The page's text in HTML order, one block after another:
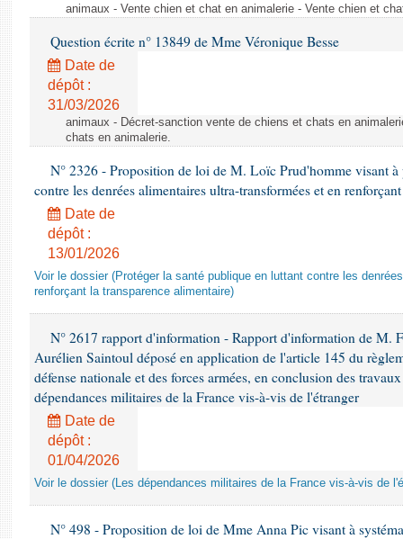
animaux - Vente chien et chat en animalerie - Vente chien et
Question écrite n° 13849 de Mme Véronique Besse
Date de
dépôt :
31/03/2026
animaux - Décret-sanction vente de chiens et chats en
chats en animalerie.
N° 2326 - Proposition de loi de M. Loïc Prud'homme visant
contre les denrées alimentaires ultra-transformées et en
Date de
dépôt :
13/01/2026
Voir le dossier (Protéger la santé publique en luttant contre les
renforçant la transparence alimentaire)
N° 2617 rapport d'information - Rapport d'information de M.
Aurélien Saintoul déposé en application de l'article 145 du
défense nationale et des forces armées, en conclusion des
dépendances militaires de la France vis-à-vis de l'étranger
Date de
dépôt :
01/04/2026
Voir le dossier (Les dépendances militaires de la France vis-à-vis de
N° 498 - Proposition de loi de Mme Anna Pic visant à